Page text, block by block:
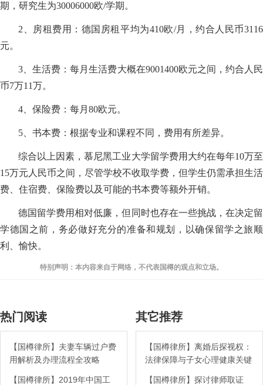
期，研究生为30006000欧/学期。
2、房租费用：德国房租平均为410欧/月，约合人民币3116
元。
3、生活费：每月生活费大概在9001400欧元之间，约合人民
币7万11万。
4、保险费：每月80欧元。
5、书本费：根据专业和课程不同，费用有所差异。
综合以上因素，慕尼黑工业大学留学费用大约在每年10万至
15万元人民币之间，尽管学校不收取学费，但学生仍需承担生活
费、住宿费、保险费以及可能的书本费等额外开销。
德国留学费用相对低廉，但同时也存在一些挑战，在决定留
学德国之前，务必做好充分的准备和规划，以确保留学之旅顺
利、愉快。
特别声明：本内容来自于网络，不代表国樽的观点和立场。
热门阅读
【国樽律所】夫妻车辆过户费
用解析及办理流程全攻略
【国樽律所】2019年中国工
其它推荐
【国樽律所】离婚后探视权：
法律保障与子女心理健康关键
【国樽律所】探讨律师取证